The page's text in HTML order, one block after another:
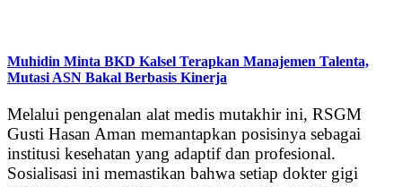
Muhidin Minta BKD Kalsel Terapkan Manajemen Talenta,
Mutasi ASN Bakal Berbasis Kinerja
Melalui pengenalan alat medis mutakhir ini, RSGM
Gusti Hasan Aman memantapkan posisinya sebagai
institusi kesehatan yang adaptif dan profesional.
Sosialisasi ini memastikan bahwa setiap dokter gigi